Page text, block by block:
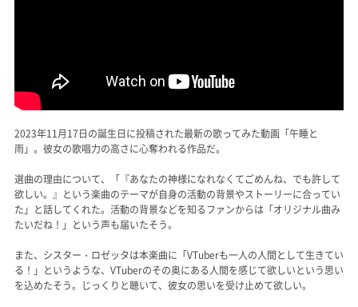
2023年11月17日の誕生日に投稿された最新の歌ってみた動画「午睡と
雨」。彼女の歌唱力の高さに心奪われる作品だ。
選曲の理由について、「『あなたの神様になれなくてごめんね、でも許して
欲しい。』という楽曲のテーマが自身の活動の背景やストーリーに合ってい
た」と話してくれた。活動の背景などを知るファンからは「オリジナル曲み
たいだね！」という声も届いたそう。
また、シスター・ロゼッタは本楽曲に「VTuberも一人の人間として生きてい
る！」というような、VTuberのその奥にある人間を感じて欲しいという思い
を込めたそう。じっくりと聴いて、彼女の思いを受け止めて欲しい。